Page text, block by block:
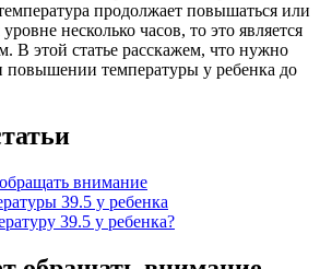
продолжает повышаться или
несколько часов, то это является
В этой статье расскажем, что нужно
повышении температуры у ребенка до
внимание
39.5 у ребенка
39.5 у ребенка?